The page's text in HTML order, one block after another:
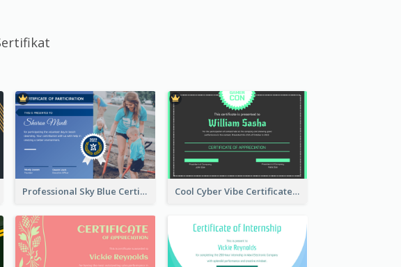
Professional Sky Blue Certificate Design Template Cool Cyber Vibe Certificate For Gamers